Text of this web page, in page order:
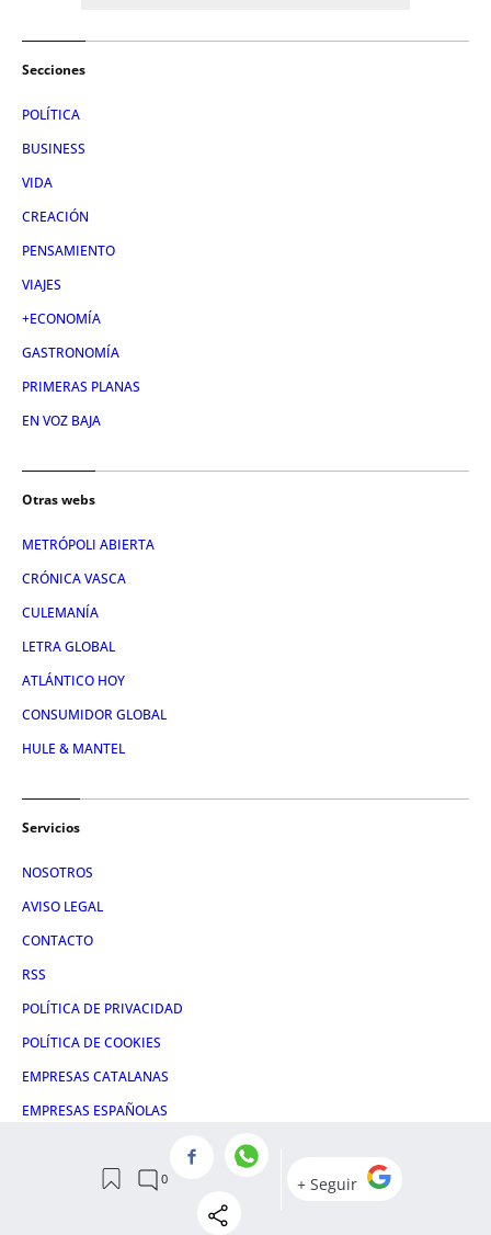
Secciones
POLÍTICA
BUSINESS
VIDA
CREACIÓN
PENSAMIENTO
VIAJES
+ECONOMÍA
GASTRONOMÍA
PRIMERAS PLANAS
EN VOZ BAJA
Otras webs
METRÓPOLI ABIERTA
CRÓNICA VASCA
CULEMANÍA
LETRA GLOBAL
ATLÁNTICO HOY
CONSUMIDOR GLOBAL
HULE & MANTEL
Servicios
NOSOTROS
AVISO LEGAL
CONTACTO
RSS
POLÍTICA DE PRIVACIDAD
POLÍTICA DE COOKIES
EMPRESAS CATALANAS
EMPRESAS ESPAÑOLAS
CONDICIONES DE COMPRA
ADMINISTRACIÓN UTIQ